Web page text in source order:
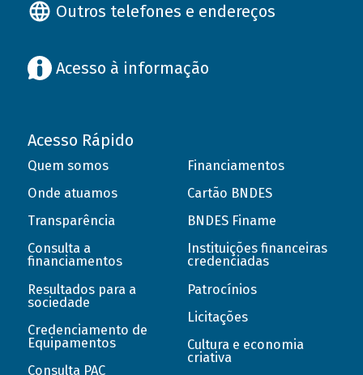
Outros telefones e endereços
Acesso à informação
Acesso Rápido
Quem somos
Onde atuamos
Transparência
Consulta a
financiamentos
Resultados para a
sociedade
Credenciamento de
Equipamentos
Consulta PAC
Financiamentos
Cartão BNDES
BNDES Finame
Instituições financeiras
credenciadas
Patrocínios
Licitações
Cultura e economia
criativa